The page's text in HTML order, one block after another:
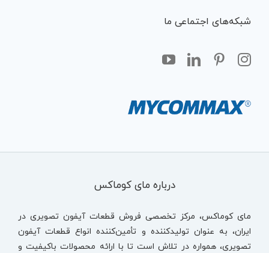
شبکه‌های اجتماعی ما
درباره مای کوماکس
مای کوماکس، مرکز تخصصی فروش قطعات آیفون تصویری در
ایران، به عنوان تولیدکننده و تأمین‌کننده انواع قطعات آیفون
تصویری، همواره در تلاش است تا با ارائه محصولات باکیفیت و